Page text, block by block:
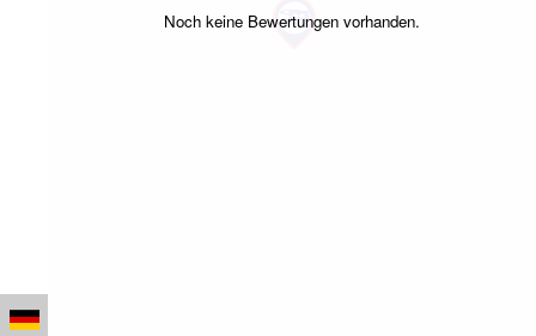
Noch keine Bewertungen vorhanden.